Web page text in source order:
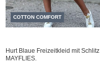
COTTON COMFORT
Hurt Blaue Freizeitkleid mit Schlitz
MAYFLIES.